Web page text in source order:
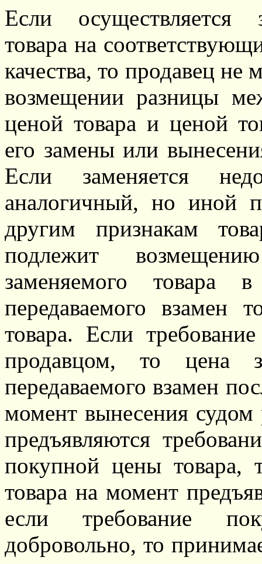
Если осуществляется
товара на
качества, то продавец не
возмещении разницы
ценой товара и ценой
его замены или
Если заменяется
аналогичный, но иной
другим признакам
подлежит
заменяемого
передаваемого взамен
товара. Если
продавцом, то цена
передаваемого взамен
момент вынесения судом
предъявляются
покупной цены товара,
товара на момент
если требование
добровольно, то